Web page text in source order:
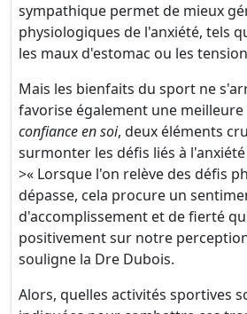
sympathique permet de mieux
physiologiques de l'anxiété, tels
les maux d'estomac ou les
Mais les bienfaits du sport ne
favorise également une meilleure
confiance en soi, deux éléments
surmonter les défis liés à
>« Lorsque l'on relève des défis
dépasse, cela procure un
d'accomplissement et de fierté
positivement sur notre
souligne la Dre Dubois.
Alors, quelles activités sportives